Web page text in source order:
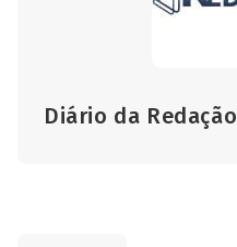
Diário da Redação